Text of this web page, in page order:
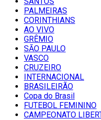
PALMEIRAS
CORINTHIANS
AO VIVO
GRÊMIO
SĀO PAULO
VASCO
CRUZEIRO
INTERNACIONAL
BRASILEIRÃO
Copa do Brasil
FUTEBOL FEMININO
CAMPEONATO